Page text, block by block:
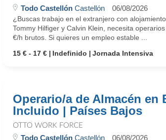
Todo CastellónCastellón 06/08/2026
¿Buscas trabajo en el extranjero con
Tommy Hilfiger y Calvin Klein, necesita
€/h brutos. Si quieres un empleo estable ...
15 € - 17 €
Indefinido Jornada Intensiva
Operario/a de Almacén
Incluido | Países Bajos
OTTO WORK FORCE
Todo CastellónCastellón 06/08/2026